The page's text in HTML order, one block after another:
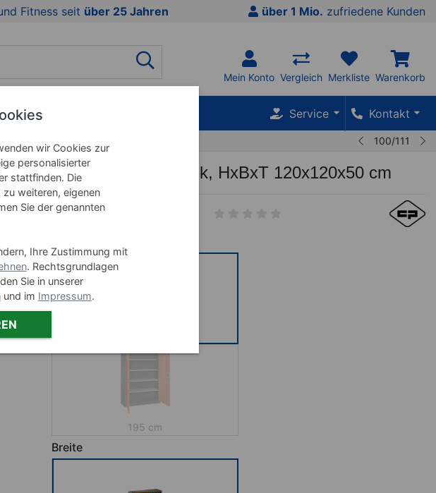
Fitness seit über 25 Jahren über 1 Mio. zufriedene Kunden
Mein Konto Vergleich Merkliste Warenkorb
Service Kontakt
100/111
Schiebetürenschrank, HxBxT 120x120x50 cm
Art-Nr. 17913
195 cm
Breite
wir Cookies zur
personalisierter
stattfinden. Die
weiteren, eigenen
Sie der genannten
Ihre Zustimmung mit
. Rechtsgrundlagen
Sie in unserer
und im Impressum.